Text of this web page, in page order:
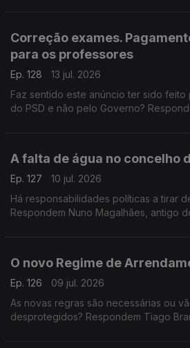
Correção exames.
para os professores
Ep. 128
13 jul. 2026
Faz sentido este anúncio ter sido
do PSD e não pelo Governo?
A falta de água no concelho
Ep. 127
10 jul. 2026
Há responsabilidades políticas a tirar
Respondem Nuno Magalhães, antigo
O novo Regime de
Ep. 126
09 jul. 2026
As novas regras são necessárias ou
desprotegidos? Respondem Tiago